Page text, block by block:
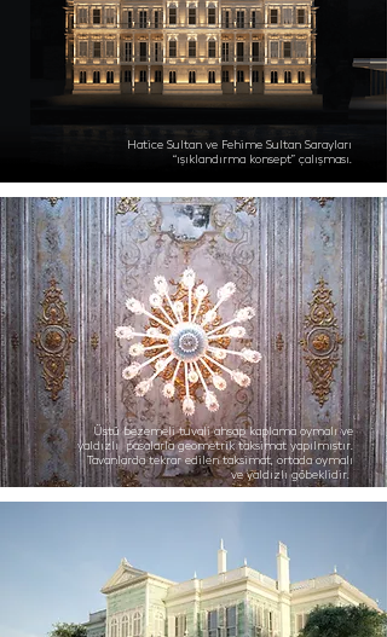
Hatice Sultan ve Fehime Sultan Sarayları
“ışıklandırma konsept” çalışması.
Üstü bezemeli tuvali ahşap kaplama oymalı ve
yaldızlı pasalarla geometrik taksimat yapılmıştır.
Tavanlarda tekrar edilen taksimat, ortada oymalı
ve yaldızlı göbeklidir.